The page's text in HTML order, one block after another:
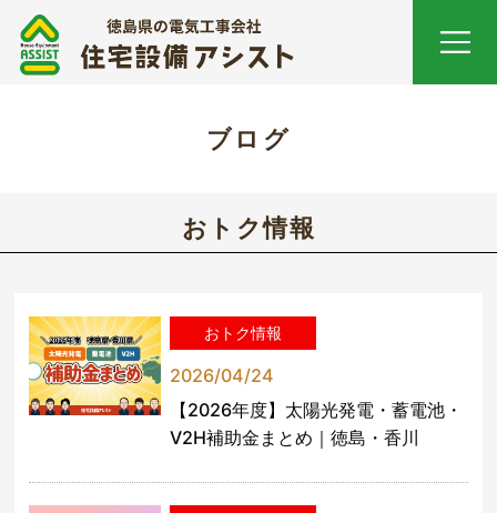
ブログ
おトク情報
おトク情報
2026/04/24
【2026年度】太陽光発電・蓄電池・
V2H補助金まとめ｜徳島・香川